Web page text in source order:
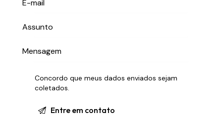
Concordo que meus dados enviados sejam
coletados.